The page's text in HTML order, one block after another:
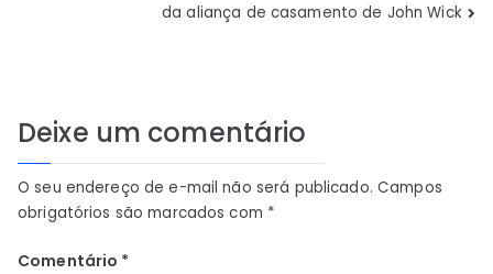
da aliança de casamento de John Wick
Deixe um comentário
O seu endereço de e-mail não será publicado. Campos
obrigatórios são marcados com *
Comentário *